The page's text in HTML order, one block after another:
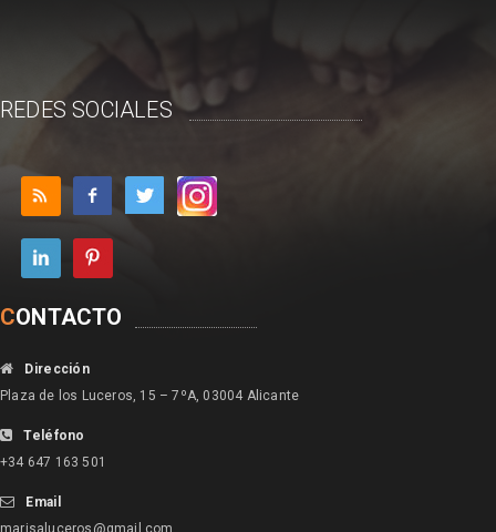
REDES SOCIALES
CONTACTO
Dirección
Plaza de los Luceros, 15 – 7ºA, 03004 Alicante
Teléfono
+34 647 163 501
Email